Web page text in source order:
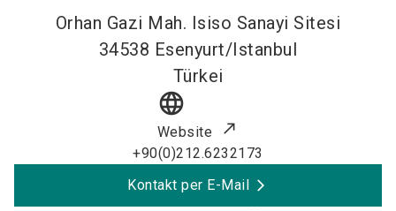
Orhan Gazi Mah. Isiso Sanayi Sitesi
34538 Esenyurt/Istanbul
Türkei
language
Website
+90(0)212.6232173
Kontakt per E-Mail